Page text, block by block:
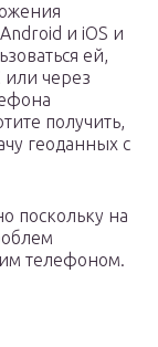
и iOS и
ей,
через
получить,
геоданных с
поскольку на
телефоном.